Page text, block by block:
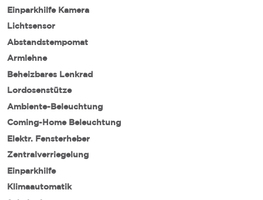
Einparkhilfe Kamera
Lichtsensor
Abstandstempomat
Armlehne
Beheizbares Lenkrad
Lordosenstütze
Ambiente-Beleuchtung
Coming-Home Beleuchtung
Elektr. Fensterheber
Zentralverriegelung
Einparkhilfe
Klimaautomatik